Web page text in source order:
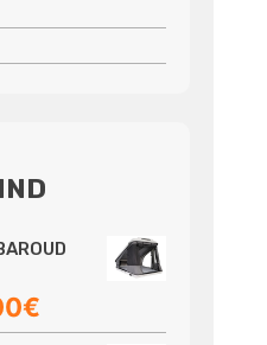
€Praegune
hind